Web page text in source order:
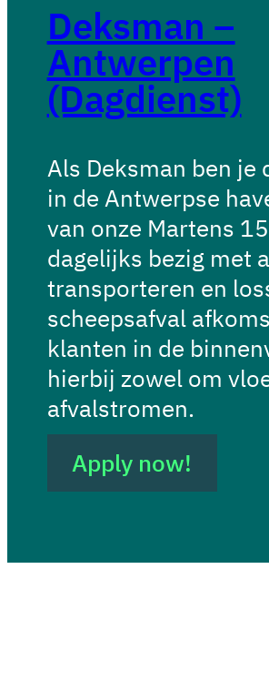
Deksman –
Antwerpen
(Dagdienst)
Als Deksman ben je
in de Antwerpse
van onze Martens
dagelijks bezig met
transporteren en
scheepsafval
klanten in de
hierbij zowel om
afvalstromen.
Apply now!